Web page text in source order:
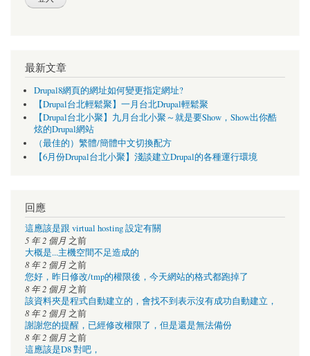
最新文章
Drupal8網頁的網址如何變更指定網址?
【Drupal台北輕鬆聚】一月台北Drupal輕鬆聚
【Drupal台北小聚】九月台北小聚～就是要Show，Show出你酷
炫的Drupal網站
（最佳的）繁體/簡體中文切換配方
【6月份Drupal台北小聚】淺談建立Drupal的各種運行環境
回應
這應該是跟 virtual hosting 設定有關
5 年 2 個月 之前
大概是...主機空間不足造成的
8 年 2 個月 之前
您好，昨日修改/tmp的權限後，今天網站的格式都跑掉了
8 年 2 個月 之前
該資料夾是程式自動建立的，會找不到表示沒有成功自動建立，
8 年 2 個月 之前
謝謝您的提醒，已經修改權限了，但是還是無法備份
8 年 2 個月 之前
這應該是D8 對吧，